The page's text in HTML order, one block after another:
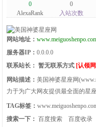
0
AlexaRank
0
入站次数
网站地址：
服务器IP：0.0.0.0
联系站长： 暂无联系方式 [认领
网站描述：美国神婆星座网
力于为广大网友提供最全面的星座
TAG标签：
搜索一下： 百度搜索 百度收录